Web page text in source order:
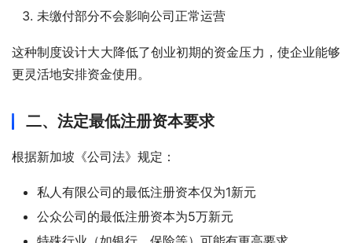
未缴付部分不会影响公司正常运营
这种制度设计大大降低了创业初期的资金压力，使企业能够
更灵活地安排资金使用。
二、法定最低注册资本要求
根据新加坡《公司法》规定：
私人有限公司的最低注册资本仅为1新元
公众公司的最低注册资本为5万新元